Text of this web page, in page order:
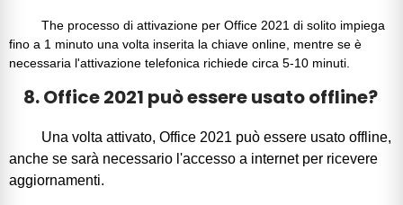
The processo di attivazione per Office 2021 di solito impiega
fino a 1 minuto una volta inserita la chiave online, mentre se è
necessaria l'attivazione telefonica richiede circa 5-10 minuti.
8. Office 2021 può essere usato offline?
Una volta attivato, Office 2021 può essere usato offline,
anche se sarà necessario l'accesso a internet per ricevere
aggiornamenti.